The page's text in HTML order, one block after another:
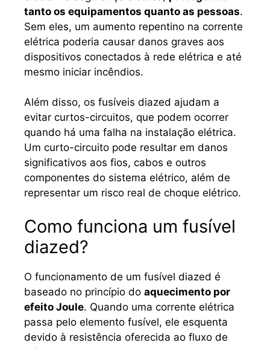
tanto os equipamentos quanto as pessoas.
Sem eles, um aumento repentino na corrente
elétrica poderia causar danos graves aos
dispositivos conectados à rede elétrica e até
mesmo iniciar incêndios.
Além disso, os fusíveis diazed ajudam a
evitar curtos-circuitos, que podem ocorrer
quando há uma falha na instalação elétrica.
Um curto-circuito pode resultar em danos
significativos aos fios, cabos e outros
componentes do sistema elétrico, além de
representar um risco real de choque elétrico.
Como funciona um fusível
diazed?
O funcionamento de um fusível diazed é
baseado no princípio do aquecimento por
efeito Joule. Quando uma corrente elétrica
passa pelo elemento fusível, ele esquenta
devido à resistência oferecida ao fluxo de